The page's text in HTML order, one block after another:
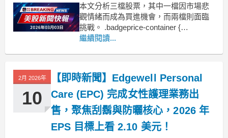
本文分析三檔股票，其中一檔因市場悲
觀情緒而成為買進機會，而兩檔則面臨
挑戰。 .badgeprice-container {
display: flex !important;
flex-wrap: wr
繼續閱讀...
2月 2026年
10
【即時新聞】Edgewell Personal
Care (EPC) 完成女性護理業務出
售，聚焦刮鬍與防曬核心，2026 年
EPS 目標上看 2.10 美元！